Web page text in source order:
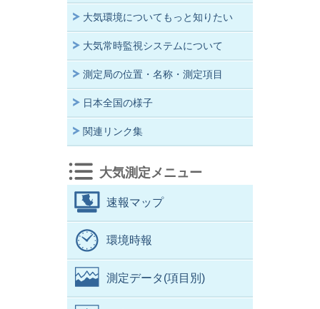
大気環境についてもっと知りたい
大気常時監視システムについて
測定局の位置・名称・測定項目
日本全国の様子
関連リンク集
大気測定メニュー
速報マップ
環境時報
測定データ(項目別)